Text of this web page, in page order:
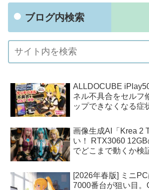
ブログ内検索
ALLDOCUBE
ネル不具合をセルフ
ップできなくなる症
画像生成AI「Krea 2
い！ RTX3060
でどこまで動くか検
[2026年春版] ミニ
7000番台が狙い目